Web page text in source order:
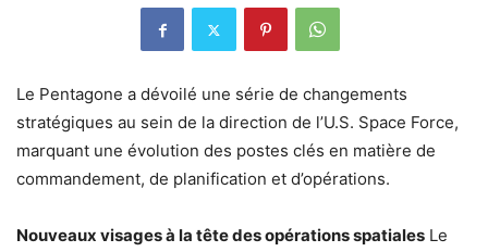
Le Pentagone a dévoilé une série de changements
stratégiques au sein de la direction de l’U.S. Space Force,
marquant une évolution des postes clés en matière de
commandement, de planification et d’opérations.
Nouveaux visages à la tête des opérations spatiales Le